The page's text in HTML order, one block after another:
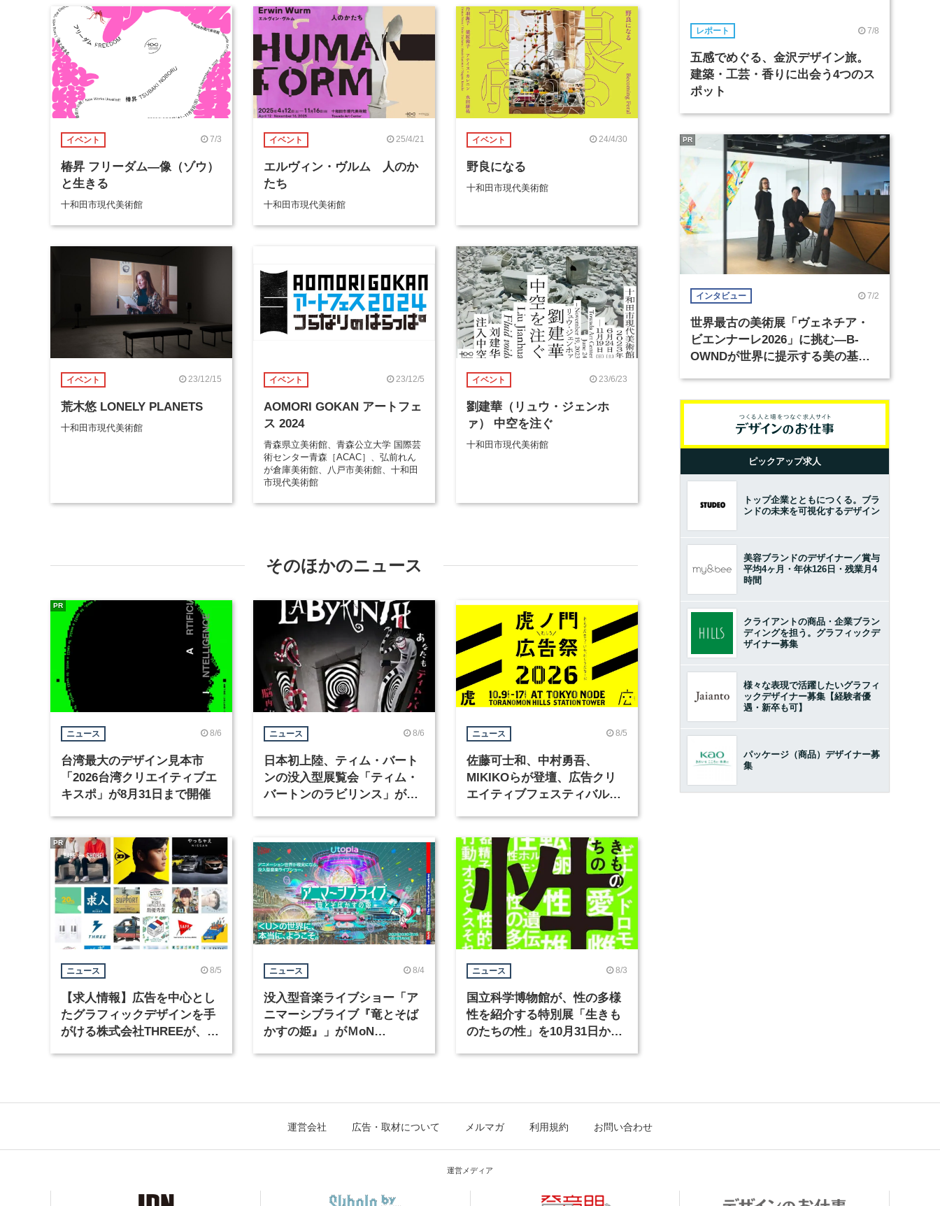
イベント 7/3
椿昇 フリーダム―像（ゾウ）
と生きる
十和田市現代美術館
イベント 25/4/21
エルヴィン・ヴルム 人のか
たち
十和田市現代美術館
イベント 24/4/30
野良になる
十和田市現代美術館
イベント 23/12/15
荒木悠 LONELY PLANETS
十和田市現代美術館
イベント 23/12/5
AOMORI GOKAN アートフェ
ス 2024
青森県立美術館、青森公立大学 国際芸
術センター青森［ACAC］、弘前れん
が倉庫美術館、八戸市美術館、十和田
市現代美術館
イベント 23/6/23
劉建華（リュウ・ジェンホ
ァ） 中空を注ぐ
十和田市現代美術館
そのほかのニュース
ニュース 8/6
台湾最大のデザイン見本市
「2026台湾クリエイティブエ
キスポ」が8月31日まで開催
PR
ニュース 8/6
日本初上陸、ティム・バート
ンの没入型展覧会「ティム・
バートンのラビリンス」が東
ニュース 8/5
佐藤可士和、中村勇吾、
MIKIKOらが登壇、広告クリ
エイティブフェスティバル
ニュース 8/5
【求人情報】広告を中心とし
たグラフィックデザインを手
がける株式会社THREEが、グ
PR
ニュース 8/4
没入型音楽ライブショー「ア
ニマーシブライブ『竜とそば
かすの姫』」がＭoN
ニュース 8/3
国立科学博物館が、性の多様
性を紹介する特別展「生きも
のたちの性」を10月31日から
レポート 7/8
五感でめぐる、金沢デザイン旅。
建築・工芸・香りに出会う4つのス
ポット
インタビュー 7/2
世界最古の美術展「ヴェネチア・
ビエンナーレ2026」に挑む―B-
OWNDが世界に提示する美の基準
PR
ピックアップ求人
トップ企業とともにつくる。ブラ
ンドの未来を可視化するデザイン
美容ブランドのデザイナー／賞与
平均4ヶ月・年休126日・残業月4
時間
クライアントの商品・企業ブラン
ディングを担う。グラフィックデ
ザイナー募集
様々な表現で活躍したいグラフィ
ックデザイナー募集【経験者優
遇・新卒も可】
パッケージ（商品）デザイナー募
集
運営会社 広告・取材について メルマガ 利用規約 お問い合わせ
運営メディア